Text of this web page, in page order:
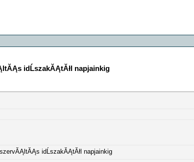
idĹszakĂĄtĂłl napjainkig
idĹszakĂĄtĂłl napjainkig